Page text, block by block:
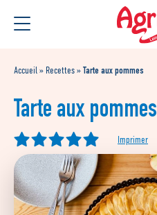
au
contenu
Accueil » Recettes»Tarte aux pommes
Tarte aux pommes
Imprimer